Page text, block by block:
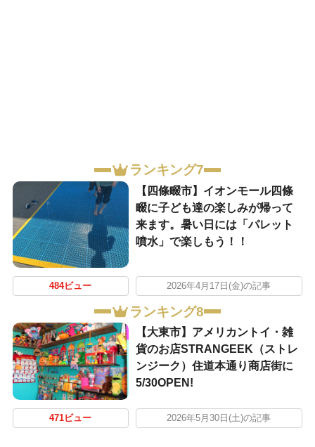
ランキング7
【四條畷市】イオンモール四條
畷に子ども達の楽しみが帰って
来ます。暑い日には「パレット
噴水」で楽しもう！！
484ビュー 2026年4月17日(金)の記事
ランキング8
【大東市】アメリカントイ・雑
貨のお店STRANGEEK（ストレ
ンジーク）住道本通り商店街に
5/30OPEN!
471ビュー 2026年5月30日(土)の記事